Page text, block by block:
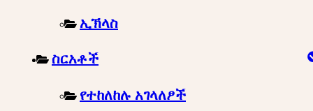
ኢኽላስ
ስርአቶች
የተከለከሉ አገላለፆች